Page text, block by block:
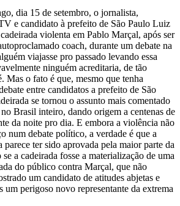
dia 15 de setembro, o jornalista,
e candidato à prefeito de São Paulo Luiz
violenta em Pablo Marçal, após ser
coach, durante um debate na
viajasse pro passado levando essa
ninguém acreditaria, de tão
Mas o fato é que, mesmo que tenha
entre candidatos a prefeito de São
se tornou o assunto mais comentado
no Brasil inteiro, dando origem a centenas de
da noite pro dia. E embora a violência não
num debate político, a verdade é que a
parece ter sido aprovada pela maior parte da
a cadeirada fosse a materialização de uma
do público contra Marçal, que não
um candidato de atitudes abjetas e
um perigoso novo representante da extrema